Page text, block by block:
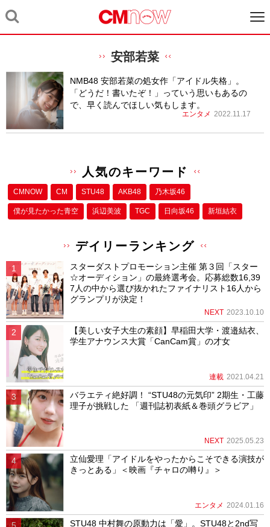
安部若菜
NMB48 安部若菜の処女作「アイドル失格」。
「どうだ！書いたぞ！」っていう思いもあるの
で、早く読んでほしい気もします。
エンタメ 2022.11.17
人気のキーワード
CMNOW CM STU48 AKB48 乃木坂46
僕が⾒たかった⻘空 浜辺美波 TGC 日向坂46 新垣結衣
デイリーランキング
スターダストプロモーション主催 第３回「スター
☆オーディション」の最終選考会。応募総数16,39
7人の中から選び抜かれたファイナリスト16人から
グランプリが決定！
NEXT 2023.10.10
【美しい女子大生の素顔】早稲田大学・渡邉結衣、
学生アナウンス大賞「CanCam賞」の才女
連載 2021.04.21
バラエティ絶好調！ “STU48の元気印” 2期生・工藤
理子が挑戦した 「週刊誌初表紙＆巻頭グラビア」
NEXT 2025.05.23
立仙愛理「アイドルをやったからこそできる演技が
きっとある」＜映画『チャロの囀り』＞
エンタメ 2024.01.16
STU48 中村舞の原動力は「愛」。STU48と2nd写